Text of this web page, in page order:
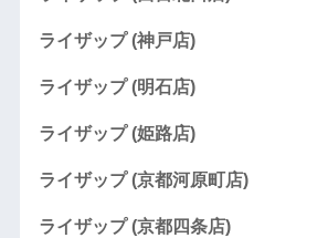
ライザップ (神戸店)
ライザップ (明石店)
ライザップ (姫路店)
ライザップ (京都河原町店)
ライザップ (京都四条店)